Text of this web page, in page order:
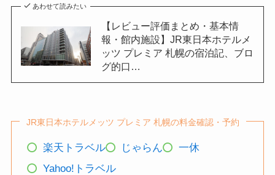
あわせて読みたい
【レビュー評価まとめ・基本情
報・館内施設】JR東日本ホテルメ
ッツ プレミア 札幌の宿泊記、ブロ
グ的口…
JR東日本ホテルメッツ プレミア 札幌の料金確認・予約
楽天トラベル じゃらん
一休
Yahoo!トラベル